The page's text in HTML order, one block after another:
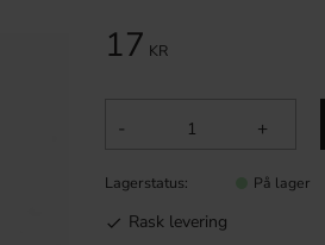
17 KR
+
-
Lagerstatus På lager
Rask levering
UNIKE